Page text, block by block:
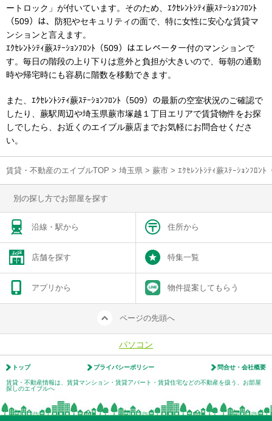
ートロック」が付いています。そのため、ｴｸｾﾚﾝﾄｼﾃｨ蕨ｽﾃｰｼｮﾝﾌﾛﾝﾄ
（509）は、防犯やセキュリティの面で、特に女性に安心な賃貸マ
ンションと言えます。
ｴｸｾﾚﾝﾄｼﾃｨ蕨ｽﾃｰｼｮﾝﾌﾛﾝﾄ（509）はエレベーター付のマンションで
す。毎日の階段の上り下りは意外と負担が大きいので、毎朝の通勤
時や帰宅時にも容易に階数を移動できます。
また、ｴｸｾﾚﾝﾄｼﾃｨ蕨ｽﾃｰｼｮﾝﾌﾛﾝﾄ（509）の最新の空室状況のご確認で
したり、蕨駅周辺や埼玉県蕨市塚越１丁目エリアで賃貸物件をお探
しでしたら、お近くのエイブル蕨店までお気軽にお問合せくださ
い。
賃貸・不動産のエイブルTOP > 埼玉県 > 蕨市 > ｴｸｾﾚﾝﾄｼﾃｨ蕨ｽﾃｰｼｮﾝﾌﾛﾝﾄ
別の探し方でお部屋を探す
沿線・駅から 住所から
店舗を探す 特集一覧
アプリから 物件提案してもらう
ページの先頭へ
パソコン
トップ プライバシーポリシー 問合せ・会社概要
賃貸・不動産情報は、賃貸マンション・賃貸アパート・賃貸住宅などの不動産を扱う、お部屋
探しのエイブルへ